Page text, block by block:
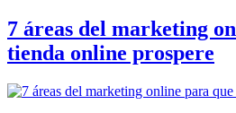
7 áreas del marketing
tienda online prospere